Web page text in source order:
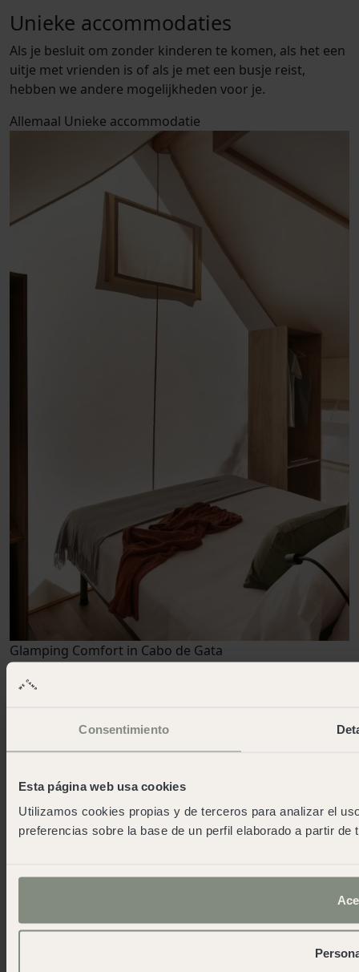
Consentimiento
Esta página web usa cookies
Utilizamos cookies propias y de terceros para analizar el
preferencias sobre la base de un perfil elaborado a partir
Unieke accommodaties
Als je besluit om zonder kinderen te komen, als het een
uitje met vrienden is of als je met een busje reist,
hebben we andere mogelijkheden voor je.
Allemaal Unieke accommodatie
Glamping Comfort in Cabo de Gata
Gemoedsrust en comfort